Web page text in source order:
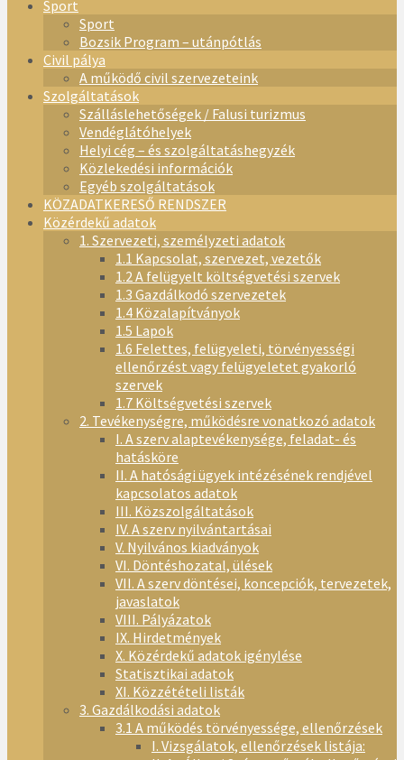
Sport
Sport
Bozsik Program – utánpótlás
Civil pálya
A működő civil szervezeteink
Szolgáltatások
Szálláslehetőségek / Falusi turizmus
Vendéglátóhelyek
Helyi cég – és szolgáltatáshegyzék
Közlekedési információk
Egyéb szolgáltatások
KÖZADATKERESŐ RENDSZER
Közérdekű adatok
1. Szervezeti, személyzeti adatok
1.1 Kapcsolat, szervezet, vezetők
1.2 A felügyelt költségvetési szervek
1.3 Gazdálkodó szervezetek
1.4 Közalapítványok
1.5 Lapok
1.6 Felettes, felügyeleti, törvényességi
ellenőrzést vagy felügyeletet gyakorló
szervek
1.7 Költségvetési szervek
2. Tevékenységre, működésre vonatkozó adatok
I. A szerv alaptevékenysége, feladat- és
hatásköre
II. A hatósági ügyek intézésének rendjével
kapcsolatos adatok
III. Közszolgáltatások
IV. A szerv nyilvántartásai
V. Nyilvános kiadványok
VI. Döntéshozatal, ülések
VII. A szerv döntései, koncepciók, tervezetek,
javaslatok
VIII. Pályázatok
IX. Hirdetmények
X. Közérdekű adatok igénylése
Statisztikai adatok
XI. Közzétételi listák
3. Gazdálkodási adatok
3.1 A működés törvényessége, ellenőrzések
I. Vizsgálatok, ellenőrzések listája: